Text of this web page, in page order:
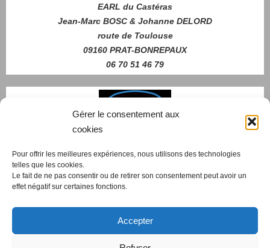
Gérer le consentement aux
cookies
Pour offrir les meilleures expériences, nous utilisons des technologies
telles que les cookies.
Le fait de ne pas consentir ou de retirer son consentement peut avoir un
effet négatif sur certaines fonctions.
Accepter
EARL du Castéras
Jean-Marc BOSC & Johanne DELORD
route de Toulouse
09160 PRAT-BONREPAUX
06 70 51 46 79